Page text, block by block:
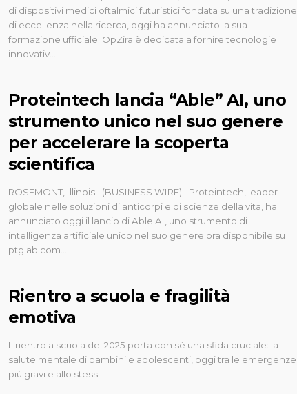
di dispositivi medici oftalmici futuristici fondata su una tradizione
di eccellenza nella ricerca, oggi ha annunciato la sua
formazione ufficiale. OpZira è dedicata a fornire tecnologie
innovativ...
Proteintech lancia “Able” AI, uno
strumento unico nel suo genere
per accelerare la scoperta
scientifica
ROSEMONT, Illinois--(BUSINESS WIRE)--Proteintech, leader
globale nelle soluzioni di anticorpi e di scienze della vita, ha
annunciato oggi il lancio di Able AI, uno strumento di
intelligenza artificiale unico nel suo genere ora disponibile su
ptglab.com...
Rientro a scuola e fragilità
emotiva
Il rientro a scuola del 2025 porta con sé una sfida cruciale: la
salute mentale di bambini e adolescenti, oggi tra le emergenze
più gravi e allo stess…